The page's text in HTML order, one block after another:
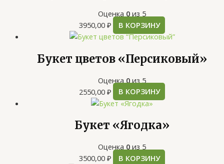
Оценка 0 из 5
3950,00 ₽ В КОРЗИНУ
Букет цветов «Персиковый»
Оценка 0 из 5
2550,00 ₽ В КОРЗИНУ
Букет «Ягодка»
Оценка 0 из 5
3500,00 ₽ В КОРЗИНУ